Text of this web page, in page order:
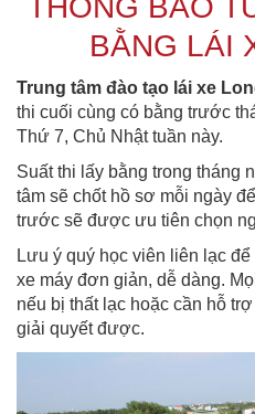
THÔNG BÁO
BẰNG LÁI
Trung tâm đào tạo lái xe
thi cuối cùng có bằng trước
Thứ 7, Chủ Nhật tuần này.
Suất thi lấy bằng trong tháng
tâm sẽ chốt hồ sơ mỗi ngày
trước sẽ được ưu tiên chọn
Lưu ý quý học viên liên lạc
xe máy đơn giản, dễ dàng.
nếu bị thất lạc hoặc cần hỗ
giải quyết được.